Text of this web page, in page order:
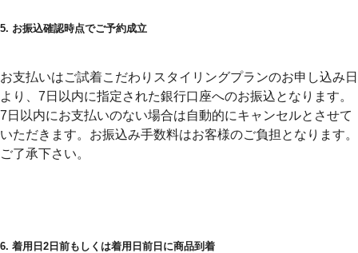
5. お振込確認時点でご予約成立
お支払いはご試着こだわりスタイリングプランのお申し込み日
より、7日以内に指定された銀行口座へのお振込となります。
7日以内にお支払いのない場合は自動的にキャンセルとさせて
いただきます。お振込み手数料はお客様のご負担となります。
ご了承下さい。
6. 着用日2日前もしくは着用日前日に商品到着